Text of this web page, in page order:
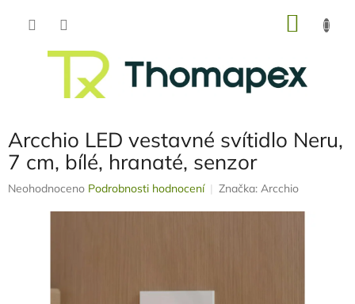
Arcchio LED vestavné svítidlo Neru,
7 cm, bílé, hranaté, senzor
Průměrné
hvězdiček.
Neohodnoceno Podrobnosti hodnocení Značka: Arcchio